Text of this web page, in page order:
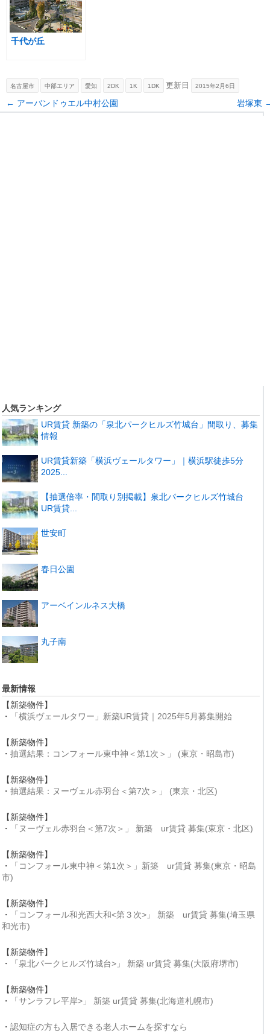
千代が丘
名古屋市 中部エリア 愛知 2DK 1K 1DK 更新日 2015年2月6日
Post navigation
← アーバンドゥエル中村公園 岩塚東
人気ランキング
UR賃貸 新築の「泉北パークヒルズ竹城台」間取り、募集
情報
UR賃貸新築「横浜ヴェールタワー」｜横浜駅徒歩5分
2025...
【抽選倍率・間取り別掲載】泉北パークヒルズ竹城台
UR賃貸...
世安町
春日公園
アーベインルネス大橋
丸子南
最新情報
【新築物件】
・
「横浜ヴェールタワー」新築UR賃貸｜2025年5月募集開始
【新築物件】
・ 抽選結果：コンフォール東中神＜第1次＞」 (東京・昭島市)
【新築物件】
・ 抽選結果：ヌーヴェル赤羽台＜第7次＞」 (東京・北区)
【新築物件】
・
「ヌーヴェル赤羽台＜第7次＞」 新築 ur賃貸 募集(東京・北区)
【新築物件】
・
「コンフォール東中神＜第1次＞」新築 ur賃貸 募集(東京・昭島
市)
【新築物件】
・
「コンフォール和光西大和<第３次>」 新築 ur賃貸 募集(埼玉県
和光市)
【新築物件】
・
「泉北パークヒルズ竹城台>」 新築 ur賃貸 募集(大阪府堺市)
【新築物件】
・
「サンラフレ平岸>」 新築 ur賃貸 募集(北海道札幌市)
・ 認知症の方も入居できる老人ホームを探すなら